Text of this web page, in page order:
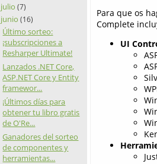
julio(7)
junio(16)
Último sorteo:
¡subscripciones a
Resharper Ultimate!
Lanzados .NET Core,
ASP.NET Core y Entity
framewor...
¡Últimos días para
obtener tu libro gratis
de O'Re...
Ganadores del sorteo
de componentes y
herramientas...
Para que os
Complete
UI